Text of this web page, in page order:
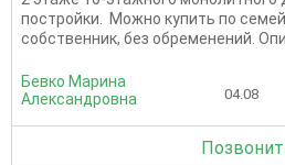
постройки. Можно купить по
собственник, без обременений.
Бевко Марина
Александровна
04.08